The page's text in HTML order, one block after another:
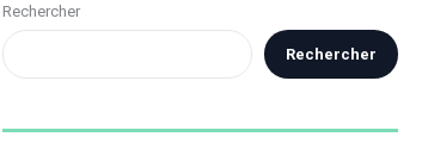
Rechercher
Rechercher